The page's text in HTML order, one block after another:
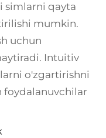
simlarni qayta
mumkin.
uchun
Intuitiv
o'zgartirishni
foydalanuvchilar